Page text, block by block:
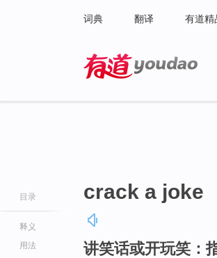
词典 翻译 有道精
目录
释义
用法
crack a joke
讲笑话或开玩笑：